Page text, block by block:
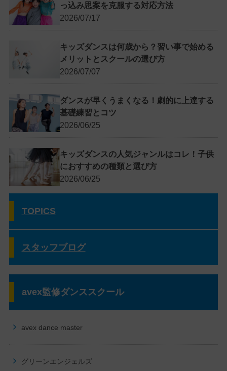
っ込み思案を克服する対応方法
2026/07/17
キッズダンスは何歳から？習い事で始める
メリットとスクールの選び方
2026/07/07
ダンスが早くうまくなる！劇的に上達する
基礎練習とコツ
2026/06/25
キッズダンスの人気ジャンルはコレ！子供
におすすめの種類と選び方
2026/06/25
TOPICS
スタッフブログ
avex監修ダンススクール
avex dance master
グリーンエンジェルズ